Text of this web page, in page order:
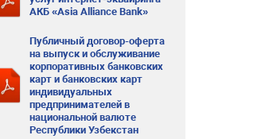
АКБ «Asia Alliance Bank»
Публичный договор-оферта
на выпуск и обслуживание
корпоративных банковских
карт и банковских карт
индивидуальных
предпринимателей в
национальной валюте
Республики Узбекстан